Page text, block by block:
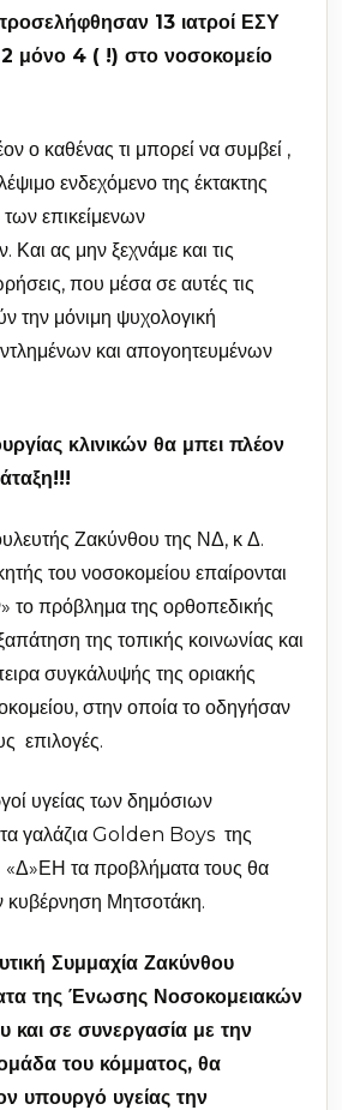
13 ιατροί ΕΣΥ
μόνο 4 ( !) στο νοσοκομείο
ο καθένας τι μπορεί να συμβεί ,
ενδεχόμενο της έκτακτης
επικείμενων
Και ας μην ξεχνάμε και τις
που μέσα σε αυτές τις
την μόνιμη ψυχολογική
και απογοητευμένων
κλινικών θα μπει πλέον
Ζακύνθου της ΝΔ, κ Δ.
του νοσοκομείου επαίρονται
το πρόβλημα της ορθοπεδικής
της τοπικής κοινωνίας και
συγκάλυψής της οριακής
στην οποία το οδηγήσαν
επιλογές.
υγείας των δημόσιων
γαλάζια Golden Boys της
«Δ»ΕΗ τα προβλήματα τους θα
κυβέρνηση Μητσοτάκη.
Συμμαχία Ζακύνθου
της Ένωσης Νοσοκομειακών
και σε συνεργασία με την
του κόμματος, θα
υπουργό υγείας την